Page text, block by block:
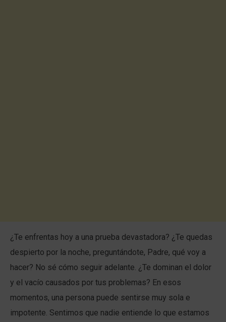
¿Te enfrentas hoy a una prueba devastadora? ¿Te quedas
despierto por la noche, preguntándote, Padre, qué voy a
hacer? No sé cómo seguir adelante. ¿Te dominan el dolor
y el vacío causados por tus problemas? En esos
momentos, una persona puede sentirse muy sola e
impotente. Sentimos que nadie entiende lo que estamos